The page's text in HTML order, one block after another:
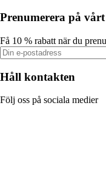
Prenumerera på
Få 10 % rabatt när du
Håll kontakten
Följ oss på sociala medier